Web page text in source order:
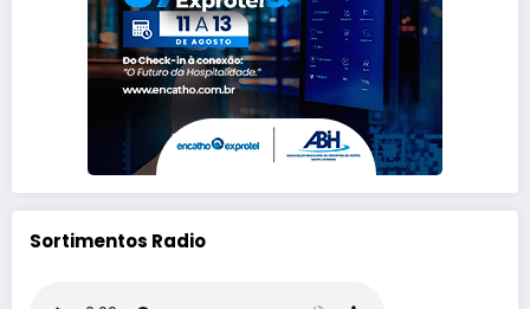
Sortimentos Radio